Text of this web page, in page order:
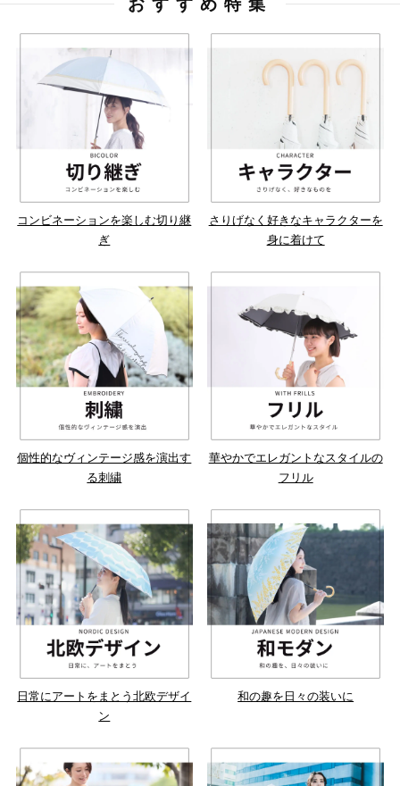
コンビネーションを楽しむ切り継
ぎ
さりげなく好きなキャラクターを
身に着けて
個性的なヴィンテージ感を演出す
る刺繍
華やかでエレガントなスタイルの
フリル
日常にアートをまとう北欧デザイ
ン
和の趣を日々の装いに